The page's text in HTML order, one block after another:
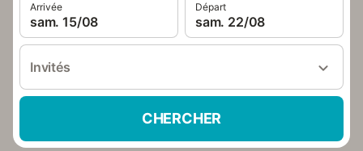
Arrivée
sam. 15/08
Départ
sam. 22/08
Invités
CHERCHER